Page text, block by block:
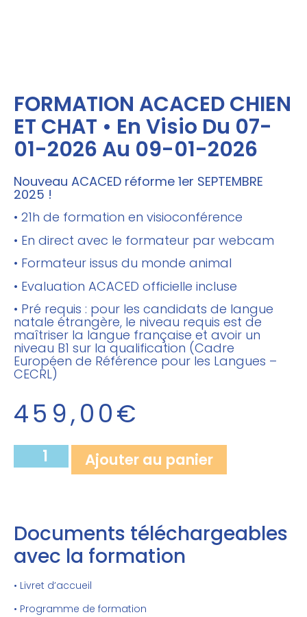
FORMATION ACACED CHIEN
ET CHAT • En Visio Du 07-
01-2026 Au 09-01-2026
Nouveau ACACED réforme 1er SEPTEMBRE
2025 !
• 21h de formation en visioconférence
• En direct avec le formateur par webcam
• Formateur issus du monde animal
• Evaluation ACACED officielle incluse
• Pré requis : pour les candidats de langue
natale étrangère, le niveau requis est de
maîtriser la langue française et avoir un
niveau B1 sur la qualification (Cadre
Européen de Référence pour les Langues –
CECRL)
459,00€
Ajouter au panier
Documents téléchargeables
avec la formation
• Livret d’accueil
• Programme de formation